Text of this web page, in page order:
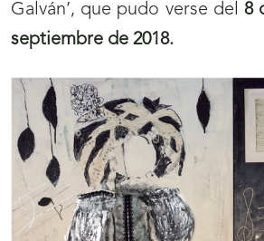
Galván’, que pudo verse del 8
septiembre de 2018.